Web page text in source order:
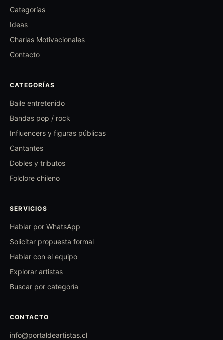
Categorías
Ideas
Charlas Motivacionales
Contacto
CATEGORÍAS
Baile entretenido
Bandas pop / rock
Influencers y figuras públicas
Cantantes
Dobles y tributos
Folclore chileno
SERVICIOS
Hablar por WhatsApp
Solicitar propuesta formal
Hablar con el equipo
Explorar artistas
Buscar por categoría
CONTACTO
info@portaldeartistas.cl